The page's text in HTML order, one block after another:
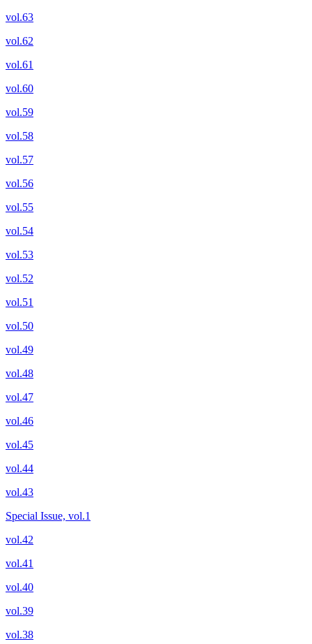
vol.63
vol.62
vol.61
vol.60
vol.59
vol.58
vol.57
vol.56
vol.55
vol.54
vol.53
vol.52
vol.51
vol.50
vol.49
vol.48
vol.47
vol.46
vol.45
vol.44
vol.43
Special Issue, vol.1
vol.42
vol.41
vol.40
vol.39
vol.38